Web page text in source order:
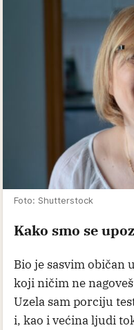
Foto: Shutterstock
Kako smo se
Bio je sasvim običan
koji ničim ne
Uzela sam porciju
i, kao i većina ljudi